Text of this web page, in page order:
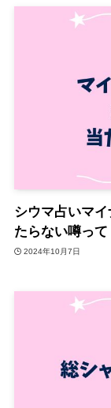
シウマ占いマ
たらない噂って
2024年10月7日